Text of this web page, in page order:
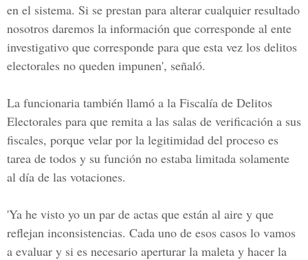
en el sistema. Si se prestan para alterar cualquier resultado
nosotros daremos la información que corresponde al ente
investigativo que corresponde para que esta vez los delitos
electorales no queden impunen', señaló.
La funcionaria también llamó a la Fiscalía de Delitos
Electorales para que remita a las salas de verificación a sus
fiscales, porque velar por la legitimidad del proceso es
tarea de todos y su función no estaba limitada solamente
al día de las votaciones.
'Ya he visto yo un par de actas que están al aire y que
reflejan inconsistencias. Cada uno de esos casos lo vamos
a evaluar y si es necesario aperturar la maleta y hacer la